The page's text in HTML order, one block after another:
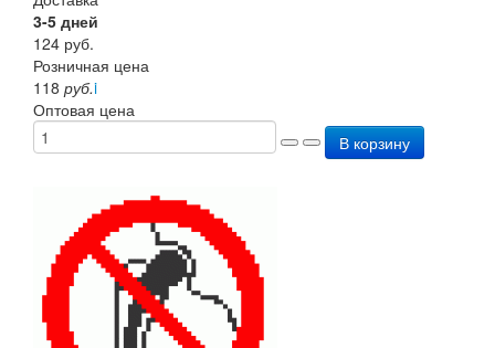
3-5 дней
124 руб.
Розничная цена
118 руб.i
Оптовая цена
В корзину